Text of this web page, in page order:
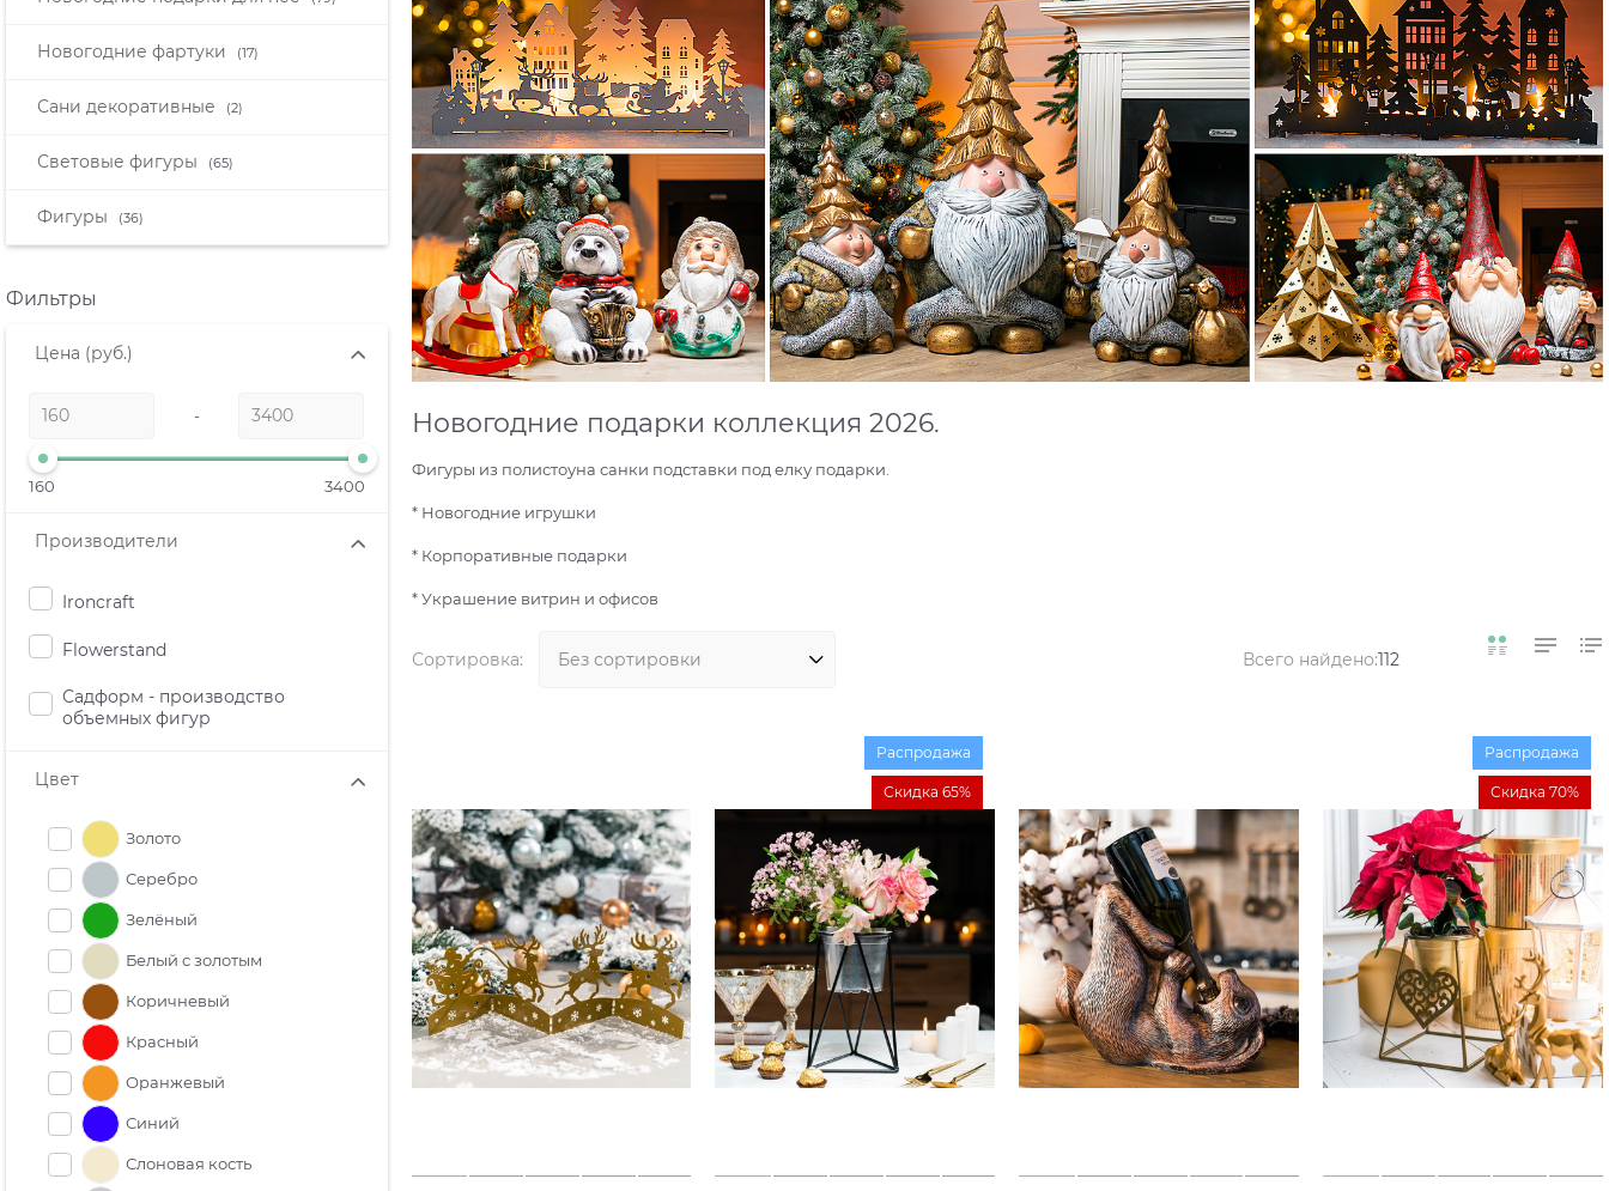
Новогодние фартуки (17)
Сани декоративные (2)
Световые фигуры (65)
Фигуры (36)
Фильтры
Цена (руб.)
-
160 3400
Производители
Ironcraft
Flowerstand
Садформ - производство
объемных фигур
Цвет
Золото
Серебро
Зелёный
Белый с золотым
Коричневый
Красный
Оранжевый
Синий
Слоновая кость
Новогодние подарки коллекция 2026.
Фигуры из полистоуна санки подставки под елку подарки.
* Новогодние игрушки
* Корпоративные подарки
* Украшение витрин и офисов
Сортировка: Всего найдено:112
Распродажа
Скидка 65%
Распродажа
Скидка 70%